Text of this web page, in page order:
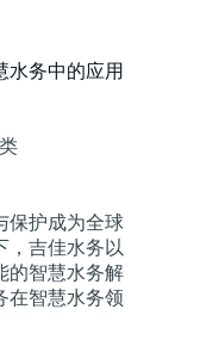
水务中的应用
保护成为全球
，吉佳水务以
的智慧水务解
在智慧水务领